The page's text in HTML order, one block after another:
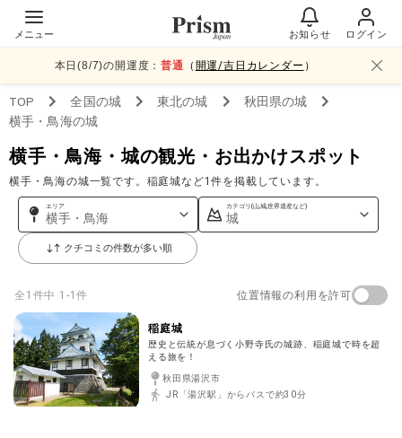
メニュー お知らせ ログイン
本日(8/7)の開運度：普通 （ 開運/吉日カレンダー ）
TOP 全国の城 東北の城 秋田県の城
横手・鳥海の城
横手・鳥海・城の観光・お出かけスポット
横手・鳥海の城一覧です。稲庭城など1件を掲載しています。
エリア
横手・鳥海
カテゴリ(山,城,世界遺産など)
城
クチコミの件数が多い順
全 1 件中 1-1件 位置情報の利用を許可
稲庭城
歴史と伝統が息づく小野寺氏の城跡、稲庭城で時を超
える旅を！
秋田県湯沢市
JR「湯沢駅」からバスで約30分